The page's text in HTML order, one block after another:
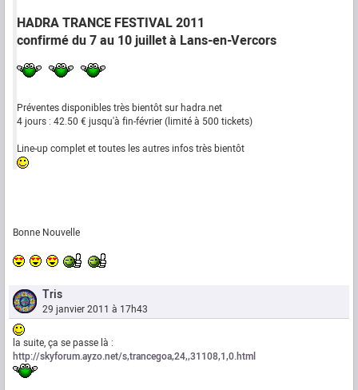
HADRA TRANCE FESTIVAL 2011
confirmé du 7 au 10 juillet à Lans-en-Vercors
Préventes disponibles très bientôt sur hadra.net
4 jours : 42.50 € jusqu'à fin-février (limité à 500 tickets)
Line-up complet et toutes les autres infos très bientôt
Bonne Nouvelle
Tris
29 janvier 2011 à 17h43
la suite, ça se passe là :
http://skyforum.ayzo.net/s,trancegoa,24,,31108,1,0.html